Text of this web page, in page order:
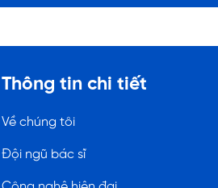
Thông tin chi tiết
Về chúng tôi
Đội ngũ bác sĩ